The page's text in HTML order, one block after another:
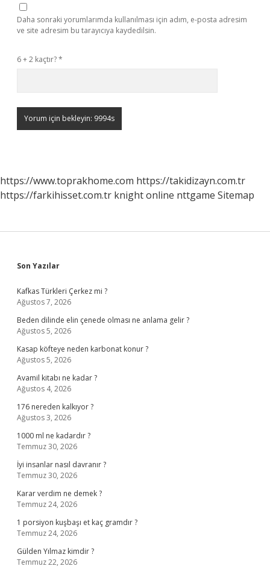
Daha sonraki yorumlarımda kullanılması için adım, e-posta adresim
ve site adresim bu tarayıcıya kaydedilsin.
6 + 2 kaçtır?*
https://www.toprakhome.com https://takidizayn.com.tr
https://farkihisset.com.tr knight online nttgame Sitemap
Sidebar
Son Yazılar
Kafkas Türkleri Çerkez mi ?
Ağustos 7, 2026
Beden dilinde elin çenede olması ne anlama gelir ?
Ağustos 5, 2026
Kasap köfteye neden karbonat konur ?
Ağustos 5, 2026
Avamil kitabı ne kadar ?
Ağustos 4, 2026
176 nereden kalkıyor ?
Ağustos 3, 2026
1000 ml ne kadardır ?
Temmuz 30, 2026
İyi insanlar nasıl davranır ?
Temmuz 30, 2026
Karar verdim ne demek ?
Temmuz 24, 2026
1 porsiyon kuşbaşı et kaç gramdır ?
Temmuz 24, 2026
Gülden Yılmaz kimdir ?
Temmuz 22, 2026